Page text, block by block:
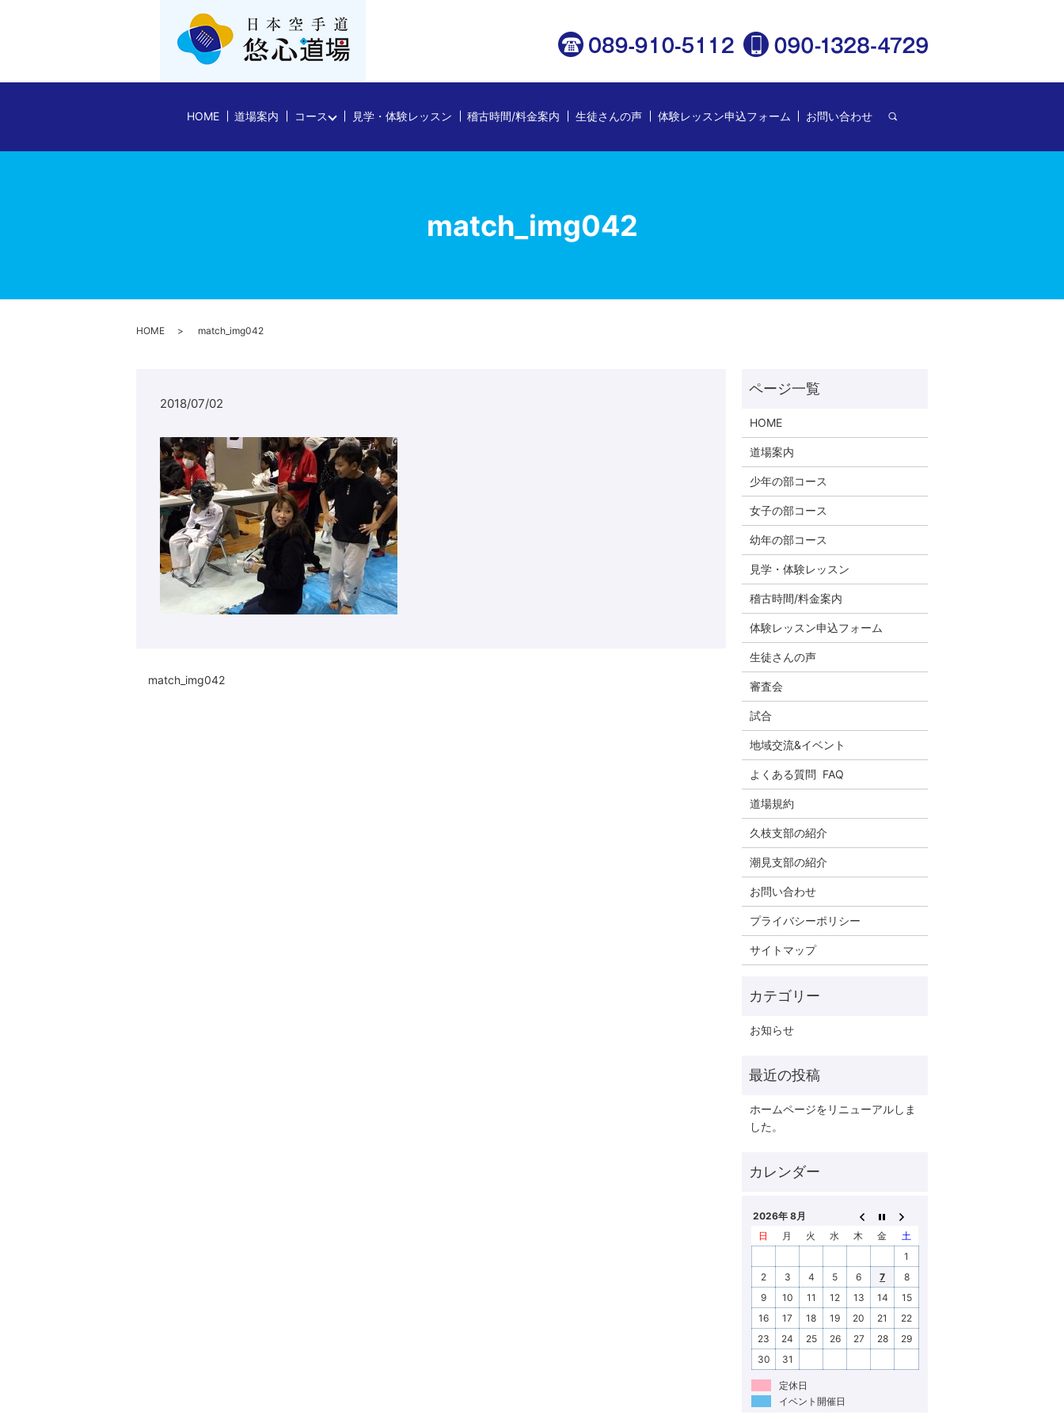
HOME 道場案内 コース 見学・体験レッスン 稽古時間/料金案内 生徒さんの声 体験レッスン申込フォーム お問い合わせ search
match_img042
HOME match_img042
2018/07/02
match_img042
HOME
道場案内
少年の部コース
女子の部コース
幼年の部コース
見学・体験レッスン
稽古時間/料金案内
体験レッスン申込フォーム
生徒さんの声
審査会
試合
地域交流&イベント
よくある質問 FAQ
道場規約
久枝支部の紹介
潮見支部の紹介
お問い合わせ
プライバシーポリシー
サイトマップ
お知らせ
ホームページをリニューアルしま
した。
2026年 8月
日
月 火 水 木 金
土
1
2
3 4 5 6 7
8
9
10 11 12 13 14
15
16
17 18 19 20 21
22
23
24 25 26 27 28
29
30
31
定休日
イベント開催日